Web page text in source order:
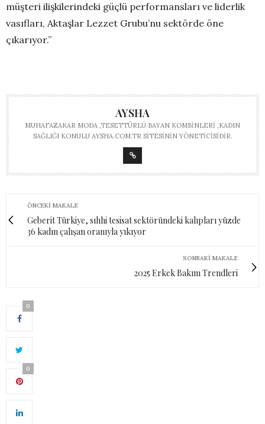
müşteri ilişkilerindeki güçlü performansları ve liderlik
vasıfları, Aktaşlar Lezzet Grubu’nu sektörde öne
çıkarıyor.”
AYSHA
MUHAFAZAKAR MODA ,TESETTÜRLÜ BAYAN KOMBINLERI ,KADIN
SAĞLIĞI KONULU AYSHA.COM.TR SITESININ YÖNETICISIDIR.
ÖNCEKI MAKALE
Geberit Türkiye, sıhhi tesisat sektöründeki kalıpları yüzde
36 kadın çalışan oranıyla yıkıyor
SONRAKI MAKALE
2025 Erkek Bakım Trendleri
0
0